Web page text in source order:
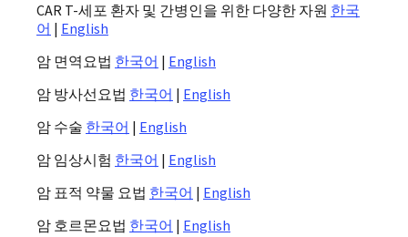
CAR T-세포 환자 및 간병인을 위한 다양한 자원 한국
어 | English
암 면역요법 한국어 | English
암 방사선요법 한국어 | English
암 수술 한국어 | English
암 임상시험 한국어 | English
암 표적 약물 요법 한국어 | English
암 호르몬요법 한국어 | English